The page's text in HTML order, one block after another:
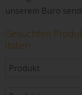
unserem Büro
Gesuchten
Italien